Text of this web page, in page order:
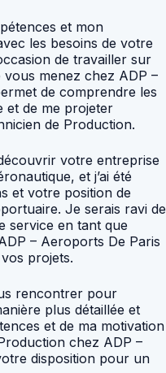
et mon
les besoins de votre
de travailler sur
menez chez ADP –
de comprendre les
et de me projeter
de Production.
votre entreprise
et j’ai été
et votre position de
Je serais ravi de
service en tant que
– Aeroports De Paris
projets.
rencontrer pour
plus détaillée et
et de ma motivation
chez ADP –
disposition pour un